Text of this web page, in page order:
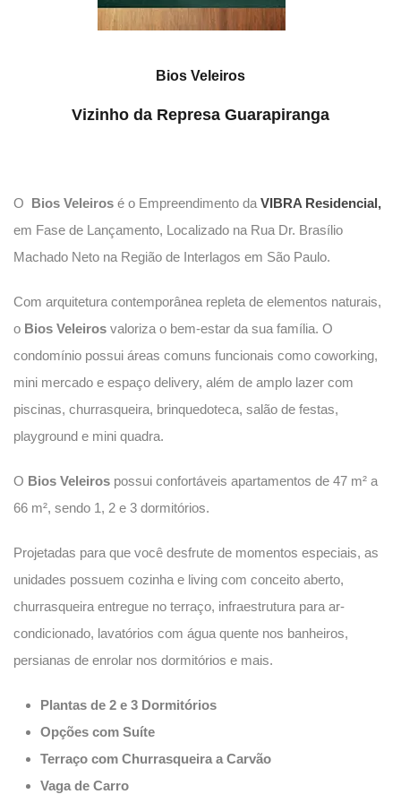
Bios Veleiros
Vizinho da Represa Guarapiranga
O Bios Veleiros é o Empreendimento da VIBRA Residencial,
em Fase de Lançamento, Localizado na Rua Dr. Brasílio
Machado Neto na Região de Interlagos em São Paulo.
Com arquitetura contemporânea repleta de elementos naturais,
o Bios Veleiros valoriza o bem-estar da sua família. O
condomínio possui áreas comuns funcionais como coworking,
mini mercado e espaço delivery, além de amplo lazer com
piscinas, churrasqueira, brinquedoteca, salão de festas,
playground e mini quadra.
O Bios Veleiros possui confortáveis apartamentos de 47 m² a
66 m², sendo 1, 2 e 3 dormitórios.
Projetadas para que você desfrute de momentos especiais, as
unidades possuem cozinha e living com conceito aberto,
churrasqueira entregue no terraço, infraestrutura para ar-
condicionado, lavatórios com água quente nos banheiros,
persianas de enrolar nos dormitórios e mais.
Plantas de 2 e 3 Dormitórios
Opções com Suíte
Terraço com Churrasqueira a Carvão
Vaga de Carro